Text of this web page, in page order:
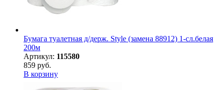
Бумага туалетная д/держ. Style (замена 88912) 1-сл.белая
200м
Артикул: 115580
859 руб.
В корзину